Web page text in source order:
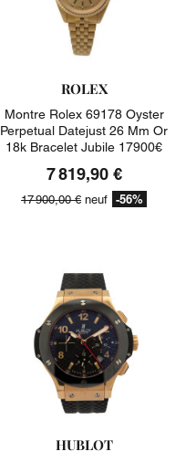
ROLEX
Montre Rolex 69178 Oyster
Perpetual Datejust 26 Mm Or
18k Bracelet Jubile 17900€
7 819,90 €
17 900,00 € neuf -56%
HUBLOT